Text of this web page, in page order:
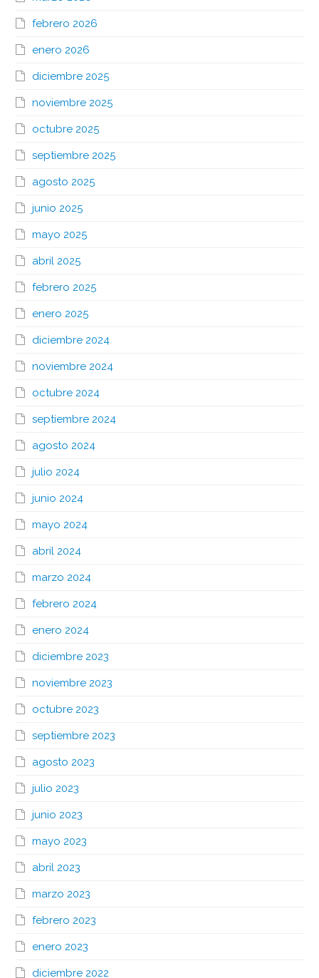
febrero 2026
enero 2026
diciembre 2025
noviembre 2025
octubre 2025
septiembre 2025
agosto 2025
junio 2025
mayo 2025
abril 2025
febrero 2025
enero 2025
diciembre 2024
noviembre 2024
octubre 2024
septiembre 2024
agosto 2024
julio 2024
junio 2024
mayo 2024
abril 2024
marzo 2024
febrero 2024
enero 2024
diciembre 2023
noviembre 2023
octubre 2023
septiembre 2023
agosto 2023
julio 2023
junio 2023
mayo 2023
abril 2023
marzo 2023
febrero 2023
enero 2023
diciembre 2022